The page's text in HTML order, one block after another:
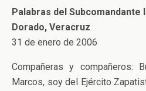
audio
Palabras del Subcomandante
Dorado, Veracruz
31 de enero de 2006
Compañeras y compañeros:
Marcos, soy del Ejército